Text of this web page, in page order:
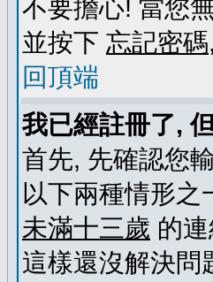
不要擔心! 當您
並按下 忘記密碼
回頂端
我已經註冊了,
首先, 先確認您
以下兩種情形
未滿十三歲 的
這樣還沒解決問